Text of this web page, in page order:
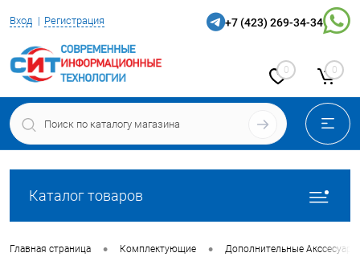
Вход Регистрация +7 (423) 269-34-34
0 0
Каталог товаров
Главная страница • Комплектующие • Дополнительные Акссесуары